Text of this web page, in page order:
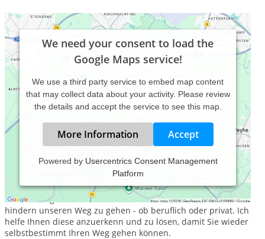
We need your consent to load the
Google Maps service!
We use a third party service to embed map content
that may collect data about your activity. Please review
the details and accept the service to see this map.
More Information Accept
Powered by Usercentrics Consent Management
Platform
Ich glaube an Ihre Ressourcen. Ich weiß, dass Heilung gelingt,
wenn wir diese gemeinsam neu wecken. Ich weiß um
Verstrickungen die uns Halten und uns manchmal daran
hindern unseren Weg zu gehen - ob beruflich oder privat. Ich
helfe Ihnen diese anzuerkenn und zu lösen, damit Sie wieder
selbstbestimmt Ihren Weg gehen können.